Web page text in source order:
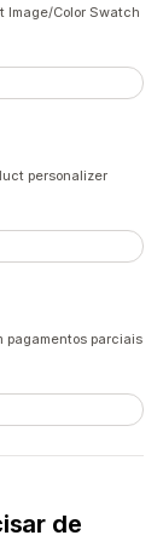
Image/Color Swatch
personalizer
pagamentos parciais
de